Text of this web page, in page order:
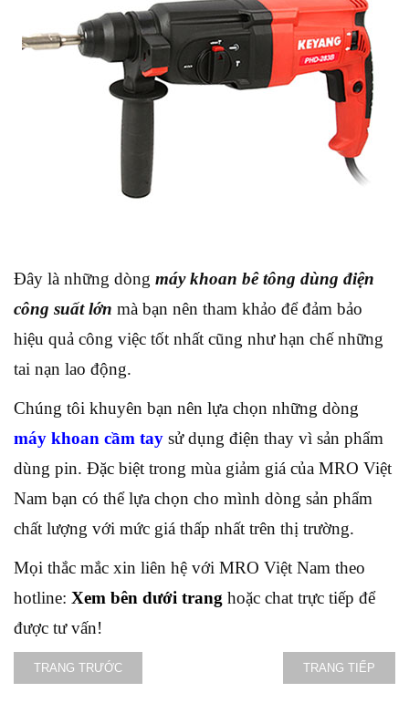
Đây là những dòng máy khoan bê tông dùng điện
công suất lớn mà bạn nên tham khảo để đảm bảo
hiệu quả công việc tốt nhất cũng như hạn chế những
tai nạn lao động.
Chúng tôi khuyên bạn nên lựa chọn những dòng
máy khoan cầm tay sử dụng điện thay vì sản phẩm
dùng pin. Đặc biệt trong mùa giảm giá của MRO Việt
Nam bạn có thể lựa chọn cho mình dòng sản phẩm
chất lượng với mức giá thấp nhất trên thị trường.
Mọi thắc mắc xin liên hệ với MRO Việt Nam theo
hotline: Xem bên dưới trang hoặc chat trực tiếp để
được tư vấn!
TRANG TRƯỚC TRANG TIẾP